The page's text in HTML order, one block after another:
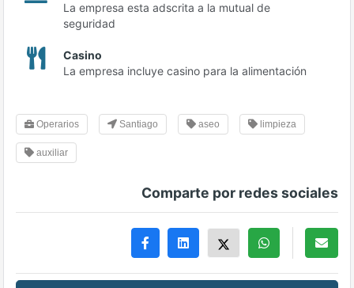
La empresa esta adscrita a la mutual de
seguridad
Casino
La empresa incluye casino para la alimentación
Operarios Santiago aseo limpieza
auxiliar
Comparte por redes sociales